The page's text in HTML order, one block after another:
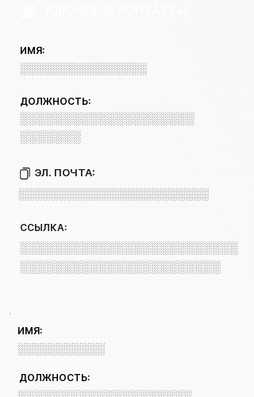
ИМЯ:
░░░░░░░░░░░░░░░░
ДОЛЖНОСТЬ:
░░░░░░░░░░░░░░░░░░░░
░░░░░░░
ЭЛ. ПОЧТА:
░░░░░░░░░░░░░░░░░░░░░░░░
ССЫЛКА:
░░░░░░░░░░░░░░░░░░░░░░░░░
░░░░░░░░░░░░░░░░░░░░░░░
ИМЯ:
░░░░░░░░░░░
ДОЛЖНОСТЬ: